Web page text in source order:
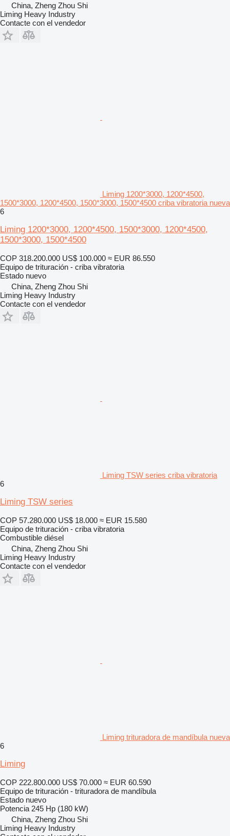
China, Zheng Zhou Shi
Liming Heavy Industry
Contacte con el vendedor
Liming 1200*3000, 1200*4500,
1500*3000, 1200*4500, 1500*3000, 1500*4500 criba vibratoria nueva
6
Liming 1200*3000, 1200*4500, 1500*3000, 1200*4500,
1500*3000, 1500*4500
COP 318.200.000 US$ 100.000 ≈ EUR 86.550
Equipo de trituración - criba vibratoria
Estado nuevo
China, Zheng Zhou Shi
Liming Heavy Industry
Contacte con el vendedor
Liming TSW series criba vibratoria
6
Liming TSW series
COP 57.280.000 US$ 18.000 ≈ EUR 15.580
Equipo de trituración - criba vibratoria
Combustible diésel
China, Zheng Zhou Shi
Liming Heavy Industry
Contacte con el vendedor
Liming trituradora de mandíbula nueva
6
Liming
COP 222.800.000 US$ 70.000 ≈ EUR 60.590
Equipo de trituración - trituradora de mandíbula
Estado nuevo
Potencia 245 Hp (180 kW)
China, Zheng Zhou Shi
Liming Heavy Industry